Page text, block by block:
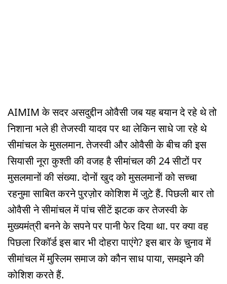
AIMIM के सदर असदुद्दीन ओवैसी जब यह बयान दे रहे थे तो
निशाना भले ही तेजस्वी यादव पर था लेकिन साधे जा रहे थे
सीमांचल के मुसलमान. तेजस्वी और ओवैसी के बीच की इस
सियासी नूरा कुश्ती की वजह है सीमांचल की 24 सीटों पर
मुसलमानों की संख्या. दोनों खुद को मुसलमानों को सच्चा
रहनुमा साबित करने पुरज़ोर कोशिश में जुटे हैं. पिछली बार तो
ओवैसी ने सीमांचल में पांच सीटें झटक कर तेजस्वी के
मुख्यमंत्री बनने के सपने पर पानी फेर दिया था. पर क्या वह
पिछला रिकॉर्ड इस बार भी दोहरा पाएंगे? इस बार के चुनाव में
सीमांचल में मुस्लिम समाज को कौन साध पाया, समझने की
कोशिश करते हैं.